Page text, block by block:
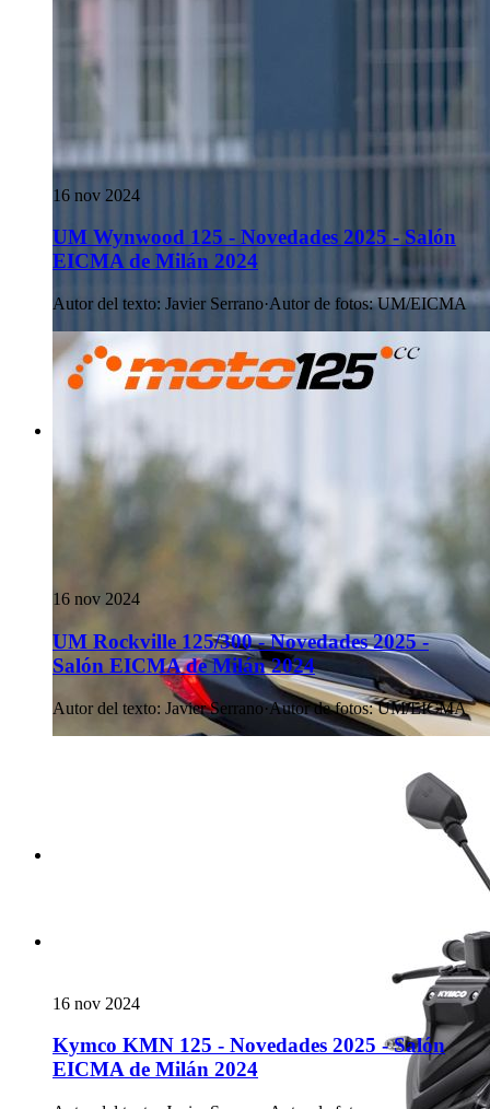
16 nov 2024
UM Wynwood 125 - Novedades 2025 - Salón
EICMA de Milán 2024
Autor del texto: Javier Serrano·Autor de fotos: UM/EICMA
16 nov 2024
UM Rockville 125/300 - Novedades 2025 -
Salón EICMA de Milán 2024
Autor del texto: Javier Serrano·Autor de fotos: UM/EICMA
16 nov 2024
Kymco KMN 125 - Novedades 2025 - Salón
EICMA de Milán 2024